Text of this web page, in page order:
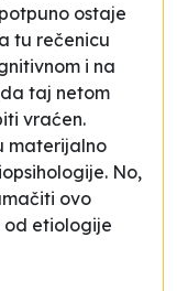
ostaje
tu rečenicu
i na
taj netom
vraćen.
materijalno
No,
ovo
od etiologije